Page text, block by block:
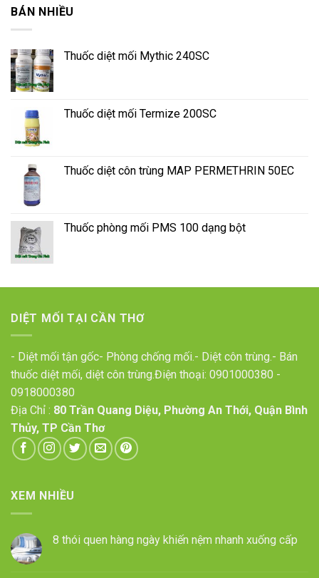
BÁN NHIỀU
Thuốc diệt mối Mythic 240SC
Thuốc diệt mối Termize 200SC
Thuốc diệt côn trùng MAP PERMETHRIN 50EC
Thuốc phòng mối PMS 100 dạng bột
DIỆT MỐI TẠI CẦN THƠ
- Diệt mối tận gốc- Phòng chống mối.- Diệt côn trùng.- Bán
thuốc diệt mối, diệt côn trùng.Điện thoại: 0901000380 -
0918000380
Địa Chỉ : 80 Trần Quang Diệu, Phường An Thới, Quận Bình
Thủy, TP Cần Thơ
XEM NHIỀU
8 thói quen hàng ngày khiến nệm nhanh xuống cấp